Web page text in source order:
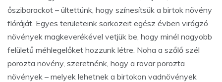
őszibarackot – ültettünk, hogy színesítsük a birtok növény
flóráját. Egyes területeink sorközeit egész évben virágzó
növények magkeverékével vetjük be, hogy minél nagyobb
felületű méhlegelőket hozzunk létre. Noha a szőlő szél
porozta növény, szeretnénk, hogy a rovar porozta
növények – melyek lehetnek a birtokon vadnövények